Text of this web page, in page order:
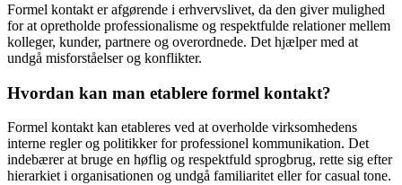
Formel kontakt er afgørende i erhvervslivet, da den giver mulighed
for at opretholde professionalisme og respektfulde relationer mellem
kolleger, kunder, partnere og overordnede. Det hjælper med at
undgå misforståelser og konflikter.
Hvordan kan man etablere formel kontakt?
Formel kontakt kan etableres ved at overholde virksomhedens
interne regler og politikker for professionel kommunikation. Det
indebærer at bruge en høflig og respektfuld sprogbrug, rette sig efter
hierarkiet i organisationen og undgå familiaritet eller for casual tone.